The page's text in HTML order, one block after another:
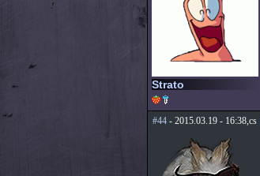
Strato
#44- 2015.03.19 - 16:38,cs